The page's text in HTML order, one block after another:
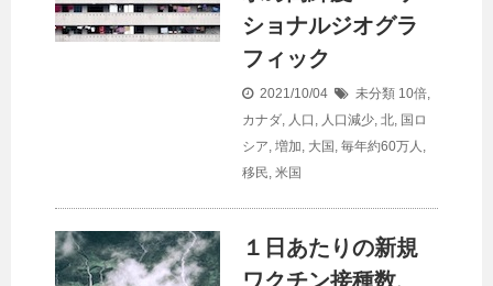
ショナルジオグラ
フィック
2021/10/04 未分類 10倍,
カナダ, 人口 , 人口減少, 北, 国ロ
シア, 増加, 大国 , 毎年約60万人 ,
移民, 米国
１日あたりの新規
ワクチン接種数、